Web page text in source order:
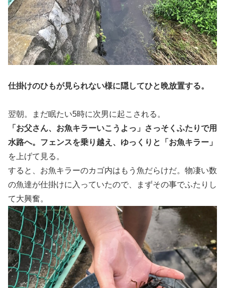
仕掛けのひもが見られない様に隠してひと晩放置する。
翌朝。まだ眠たい5時に次男に起こされる。
「お父さん、お魚キラーいこうよっ」さっそくふたりで用
水路へ。フェンスを乗り越え、ゆっくりと「お魚キラー」
を上げて見る。
すると、お魚キラーのカゴ内はもう魚だらけだ。物凄い数
の魚達が仕掛けに入っていたので、まずその事でふたりし
て大興奮。